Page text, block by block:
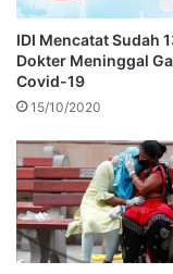
IDI Mencatat Sudah
Dokter Meninggal
Covid-19
15/10/2020